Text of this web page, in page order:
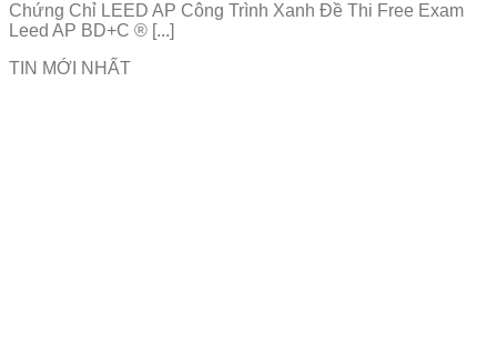
Chứng Chỉ LEED AP Công Trình Xanh Đề Thi Free Exam
Leed AP BD+C ® [...]
TIN MỚI NHẤT